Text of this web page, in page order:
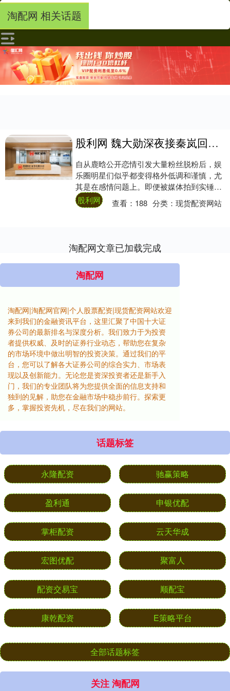
淘配网 相关话题
股利网 魏大勋深夜接秦岚回家，魏爸亲自当司机，感情遭父母反对内幕曝光_宋佳_恋情_消息
自从鹿晗公开恋情引发大量粉丝脱粉后，娱
乐圈明星们似乎都变得格外低调和谨慎，尤
其是在感情问题上。即便被媒体拍到实锤证
据，很多明星也选择“不承认不否认”的态
度，让外....
股利网 查看： 188 分类：现货配资网站
淘配网文章已加载完成
淘配网
淘配网|淘配网官网|个人股票配资|现货配资网站欢迎
来到我们的金融资讯平台，这里汇聚了中国十大证
券公司的最新排名与深度分析。我们致力于为投资
者提供权威、及时的证券行业动态，帮助您在复杂
的市场环境中做出明智的投资决策。通过我们的平
台，您可以了解各大证券公司的综合实力、市场表
现以及创新能力。无论您是资深投资者还是新手入
门，我们的专业团队将为您提供全面的信息支持和
独到的见解，助您在金融市场中稳步前行。探索更
多，掌握投资先机，尽在我们的网站。
话题标签
永隆配资 驰赢策略
盈利通 申银优配
掌柜配资 云天华成
宏图优配 聚富人
配资交易宝 顺配宝
康乾配资 E策略平台
全部话题标签
关注 淘配网